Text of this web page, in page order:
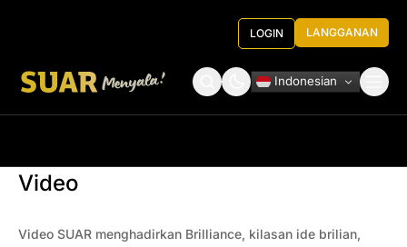
LOGIN LANGGANAN
Indonesian
Video
Video SUAR menghadirkan Brilliance, kilasan ide brilian,